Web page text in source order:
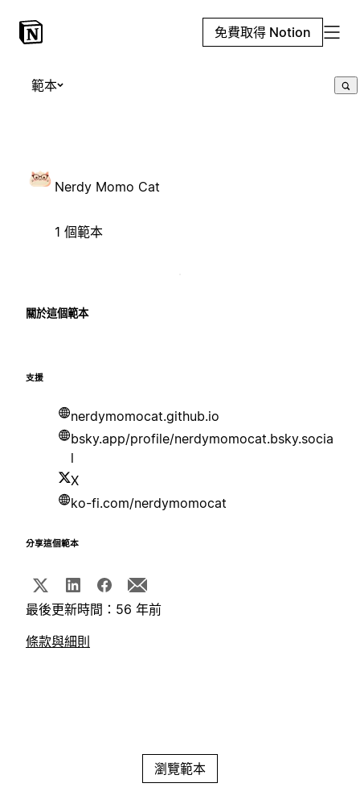
免費取得 Notion
範本
Nerdy Momo Cat
1 個範本
關於這個範本
支援
nerdymomocat.github.io
bsky.app/profile/nerdymomocat.bsky.socia
l
X
ko-fi.com/nerdymomocat
分享這個範本
最後更新時間：56 年前
條款與細則
瀏覽範本